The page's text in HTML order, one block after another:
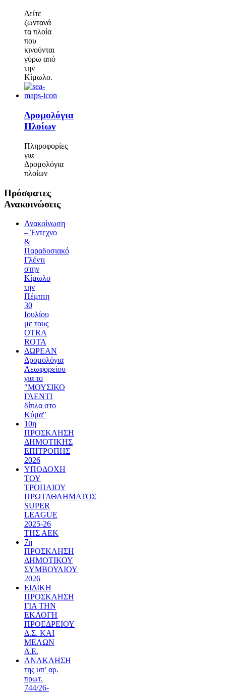
Δείτε
ζωντανά
τα πλοία
που
κινούνται
γύρω από
την
Κίμωλο.
Δρομολόγια
Πλοίων
Πληροφορίες
για
Δρομολόγια
πλοίων
Πρόσφατες
Ανακοινώσεις
Ανακοίνωση
– Έντεχνο
&
Παραδοσιακό
Γλέντι
στην
Κίμωλο
την
Πέμπτη
30
Ιουλίου
με τους
OTRA
ROTA
ΔΩΡΕΑΝ
Δρομολόγια
Λεωφορείου
για το
"ΜΟΥΣΙΚΟ
ΓΛΕΝΤΙ
δίπλα στο
Κύμα"
10η
ΠΡΟΣΚΛΗΣΗ
ΔΗΜΟΤΙΚΗΣ
ΕΠΙΤΡΟΠΗΣ
2026
ΥΠΟΔΟΧΗ
ΤΟΥ
ΤΡΟΠΑΙΟΥ
ΠΡΩΤΑΘΛΗΜΑΤΟΣ
SUPER
LEAGUE
2025-26
ΤΗΣ ΑΕΚ
7η
ΠΡΟΣΚΛΗΣΗ
ΔΗΜΟΤΙΚΟΥ
ΣΥΜΒΟΥΛΙΟΥ
2026
ΕΙΔΙΚΗ
ΠΡΟΣΚΛΗΣΗ
ΓΙΑ ΤΗΝ
ΕΚΛΟΓΗ
ΠΡΟΕΔΡΕΙΟΥ
Δ.Σ. ΚΑΙ
ΜΕΛΩΝ
Δ.Ε.
ΑΝΑΚΛΗΣΗ
της υπ’ αρ.
πρωτ.
744/26-